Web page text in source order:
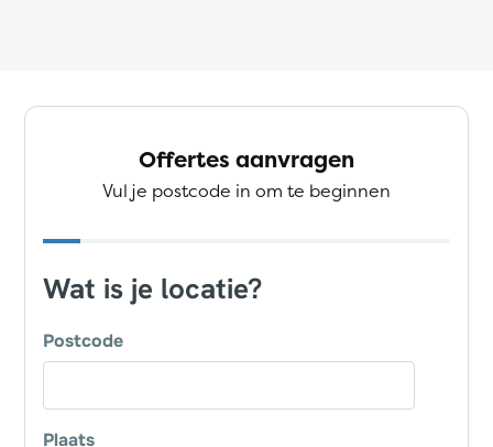
Offertes aanvragen
Vul je postcode in om te beginnen